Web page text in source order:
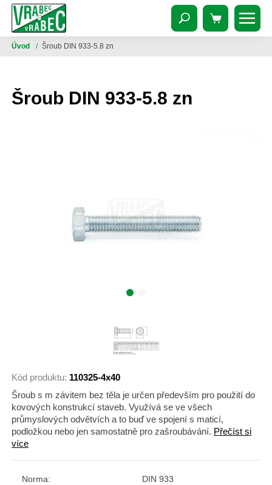
Úvod / Šroub DIN 933-5.8 zn
Šroub DIN 933-5.8 zn
Kód produktu: 110325-4x40
Šroub s m závitem bez těla je určen především pro použití do
kovových konstrukcí staveb. Využívá se ve všech
průmyslových odvětvích a to buď ve spojení s maticí,
podložkou nebo jen samostatně pro zašroubávání. Přečíst si
více
Norma:
DIN 933